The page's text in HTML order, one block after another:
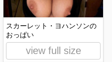
スカーレット・ヨハンソンの
おっぱい
view full size